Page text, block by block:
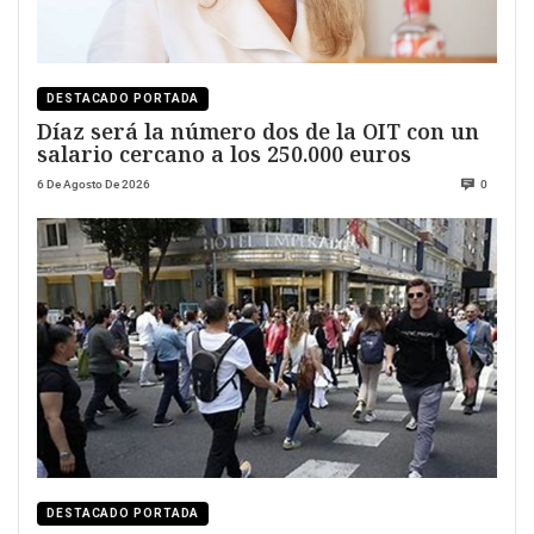
DESTACADO PORTADA
Díaz será la número dos de la OIT con un
salario cercano a los 250.000 euros
6 De Agosto De 2026 0
DESTACADO PORTADA